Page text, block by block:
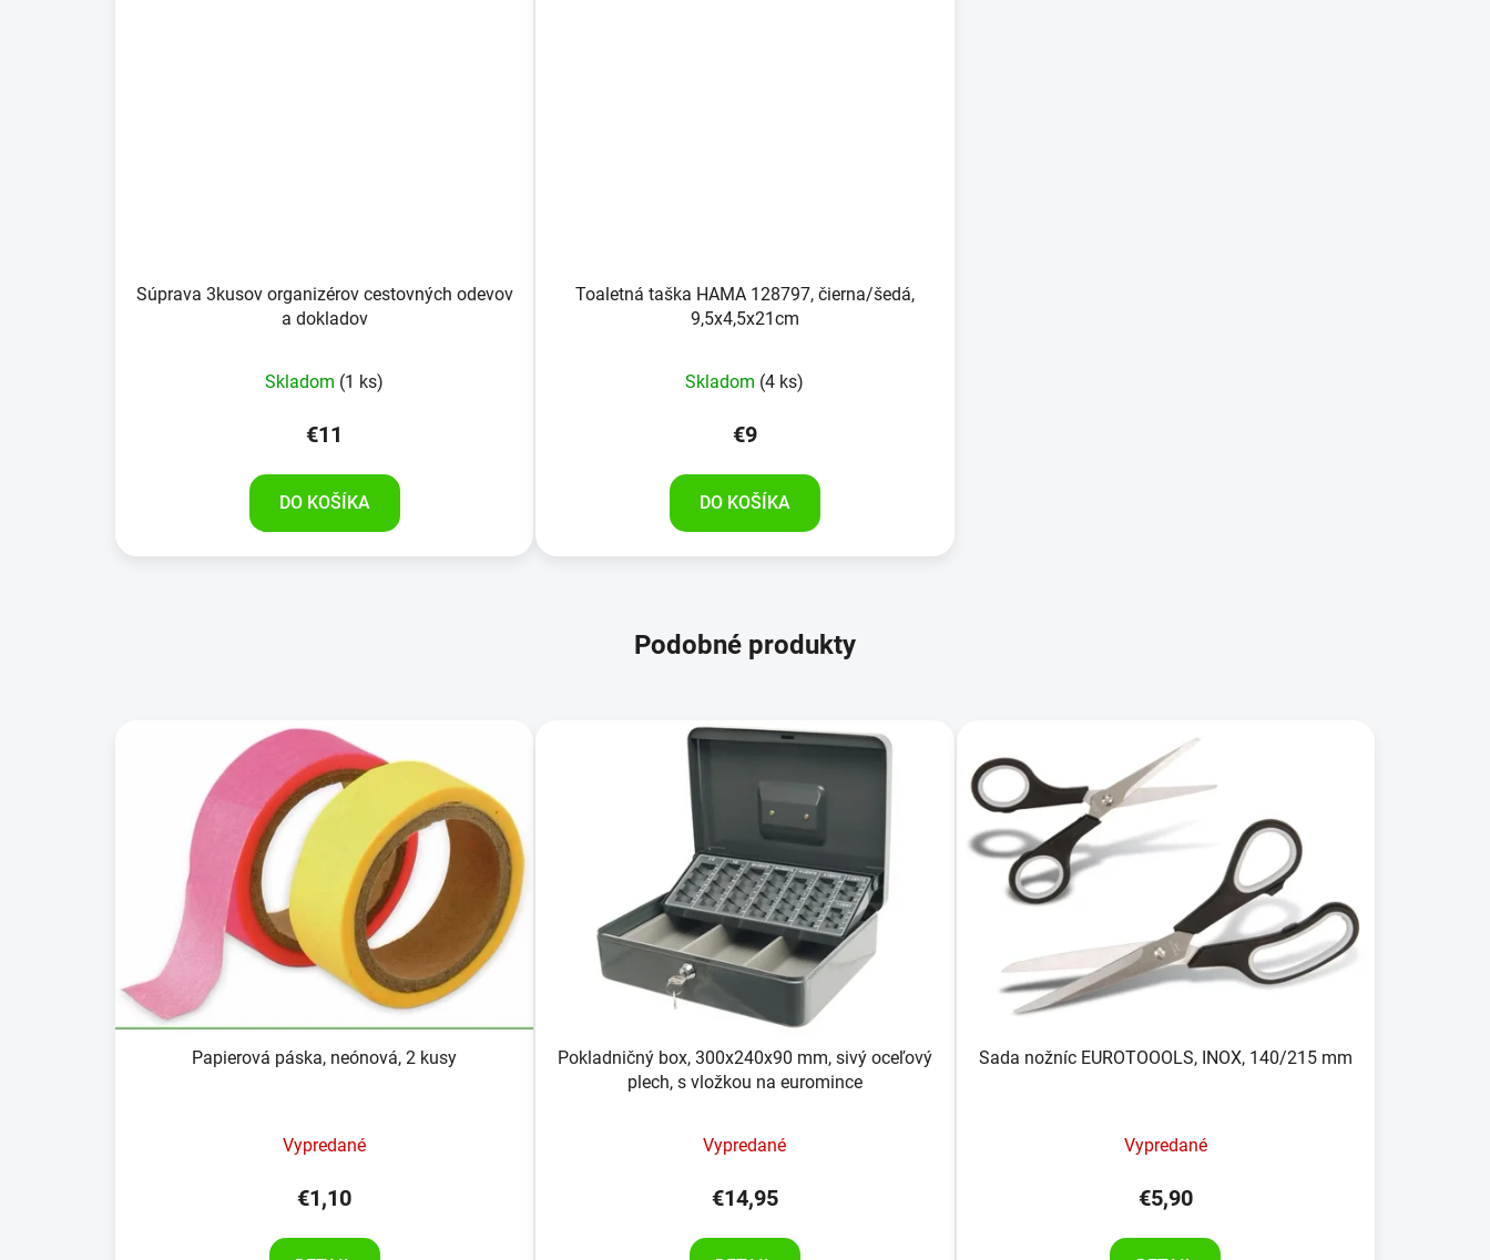
Súprava 3kusov organizérov cestovných odevov
a dokladov
Skladom (1 ks)
€11
DO KOŠÍKA
Toaletná taška HAMA 128797, čierna/šedá,
9,5x4,5x21cm
Skladom (4 ks)
€9
DO KOŠÍKA
Podobné produkty
Papierová páska, neónová, 2 kusy
Vypredané
€1,10
Pokladničný box, 300x240x90 mm, sivý oceľový
plech, s vložkou na euromince
Vypredané
€14,95
Sada nožníc EUROTOOOLS, INOX, 140/215 mm
Vypredané
€5,90